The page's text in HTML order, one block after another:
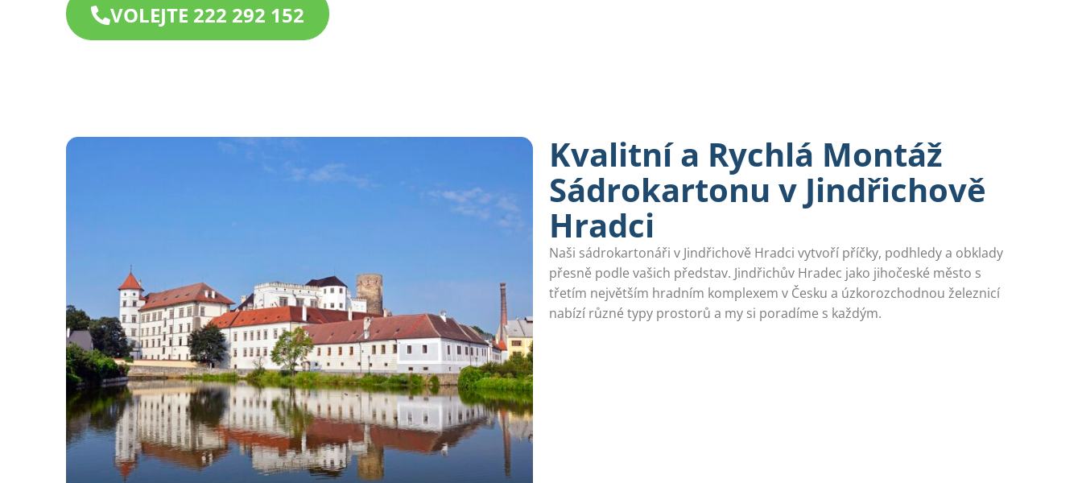
VOLEJTE 222 292 152
Kvalitní a Rychlá Montáž
Sádrokartonu v Jindřichově
Hradci
Naši sádrokartonáři v Jindřichově Hradci vytvoří příčky, podhledy a obklady
přesně podle vašich představ. Jindřichův Hradec jako jihočeské město s
třetím největším hradním komplexem v Česku a úzkorozchodnou železnicí
nabízí různé typy prostorů a my si poradíme s každým.